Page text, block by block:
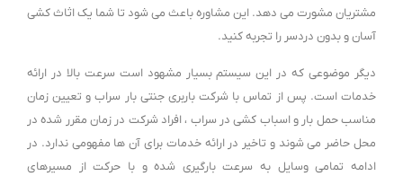
مشتریان مشورت می دهد. این مشاوره باعث می شود تا شما یک اثاث کشی
آسان و بدون دردسر را تجربه کنید.
دیگر موضوعی که در این سیستم بسیار مشهود است سرعت بالا در ارائه
خدمات است. پس از تماس با شرکت باربری جنتی بار سراب و تعیین زمان
مناسب حمل بار و اسباب کشی در سراب ، افراد شرکت در زمان مقرر شده در
محل حاضر می شوند و تاخیر در ارائه خدمات برای آن ها مفهومی ندارد. در
ادامه تمامی وسایل به سرعت بارگیری شده و با حرکت از مسیرهای